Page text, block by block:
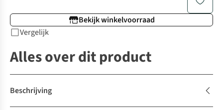
Bekijk winkelvoorraad
Vergelijk
Alles over dit product
Beschrijving